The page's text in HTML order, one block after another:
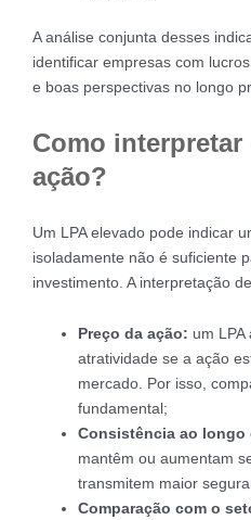
A análise conjunta desses
identificar empresas com
e boas perspectivas no longo
Como interpretar
ação?
Um LPA elevado pode indicar
isoladamente não é suficiente
investimento. A interpretação
Preço da ação: um
atratividade se a ação
mercado. Por isso,
fundamental;
Consistência ao longo
mantêm ou aumentam
transmitem maior
Comparação com o